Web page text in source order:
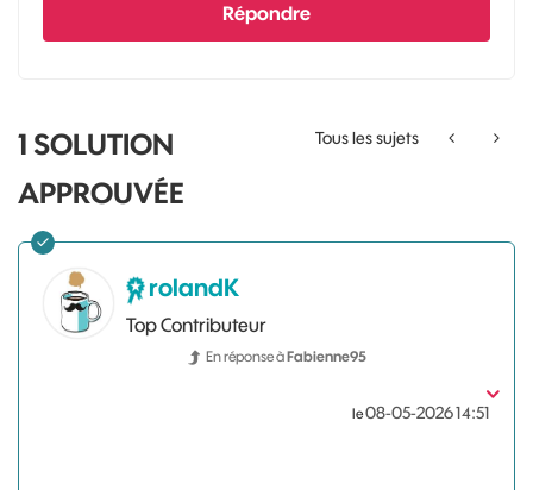
Répondre
Tous les sujets
1 SOLUTION
APPROUVÉE
rolandK
Top Contributeur
En réponse àFabienne95
le‎08-05-202614:51